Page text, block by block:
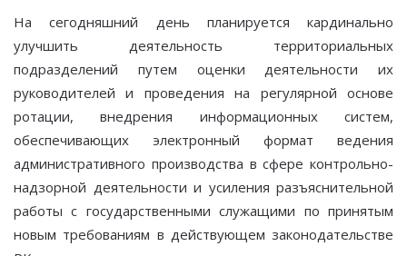
На сегодняшний день планируется кардинально
улучшить деятельность территориальных
подразделений путем оценки деятельности их
руководителей и проведения на регулярной основе
ротации, внедрения информационных систем,
обеспечивающих электронный формат ведения
административного производства в сфере контрольно-
надзорной деятельности и усиления разъяснительной
работы с государственными служащими по принятым
новым требованиям в действующем законодательстве